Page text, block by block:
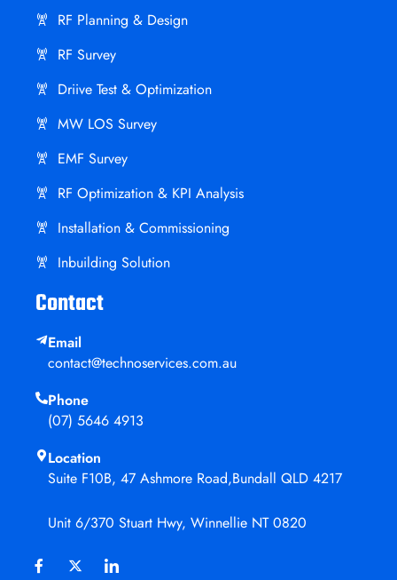
RF Planning & Design
RF Survey
Driive Test & Optimization
MW LOS Survey
EMF Survey
RF Optimization & KPI Analysis
Installation & Commissioning
Inbuilding Solution
Contact
Email
contact@technoservices.com.au
Phone
(07) 5646 4913
Location
Suite F10B, 47 Ashmore Road,Bundall QLD 4217
Unit 6/370 Stuart Hwy, Winnellie NT 0820